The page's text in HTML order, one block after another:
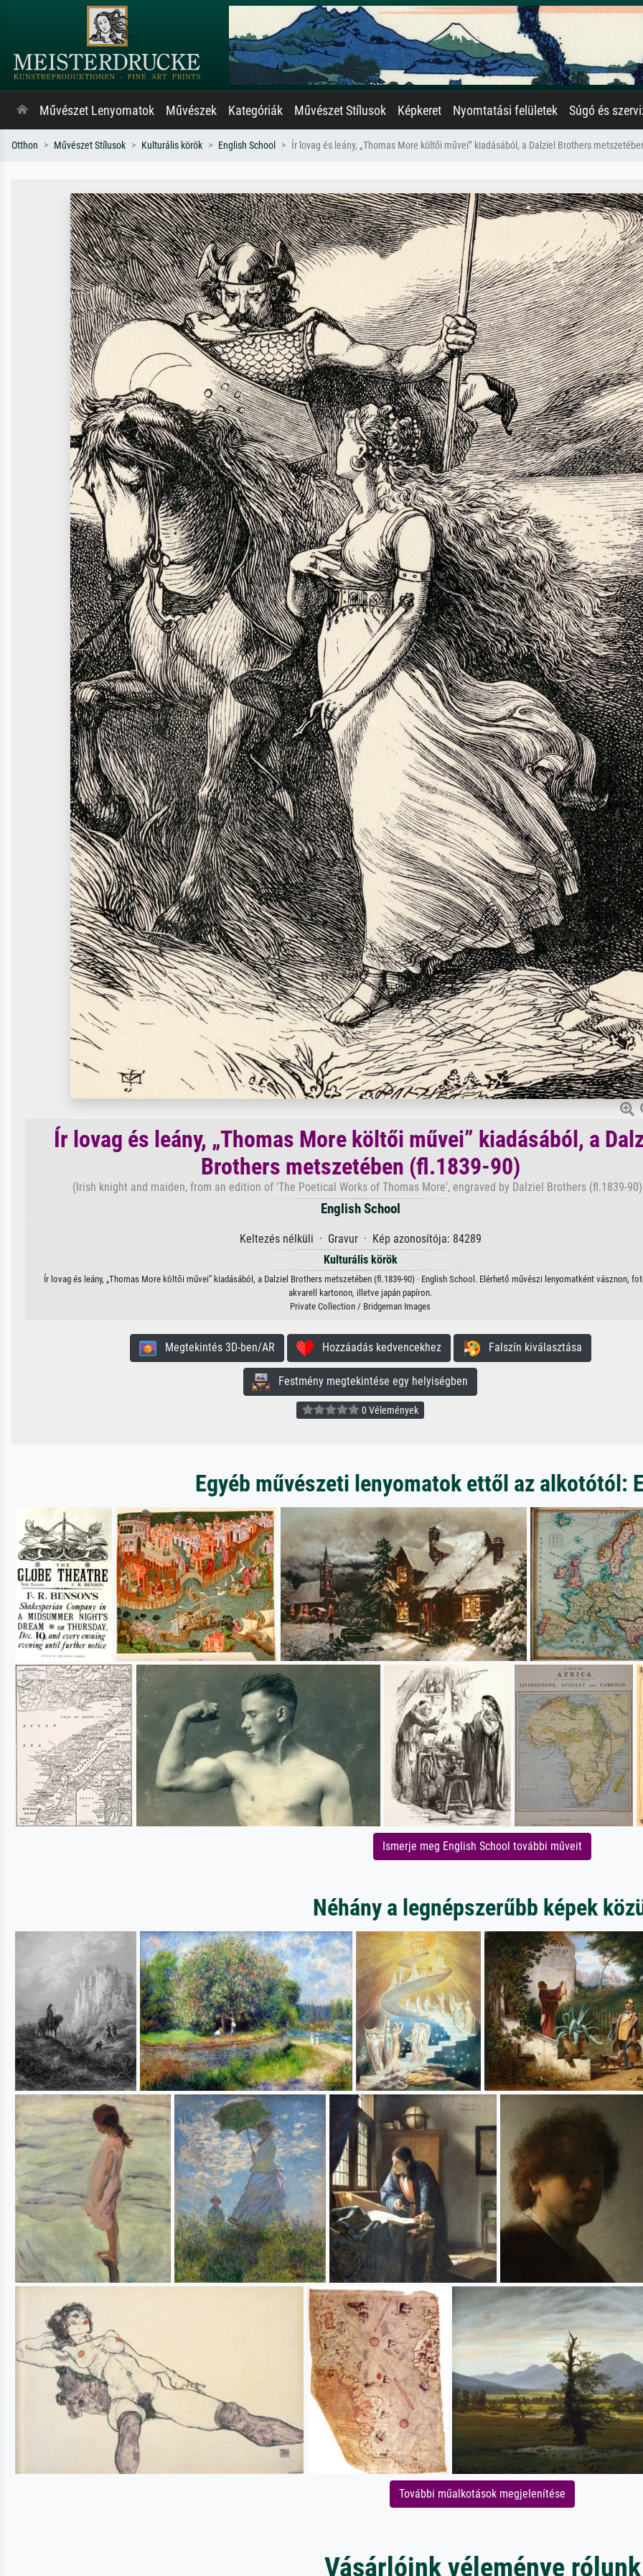
Művészet Lenyomatok Művészek Kategóriák Művészet Stílusok Képkeret Nyomtatási felületek Súgó és
Otthon Művészet Stílusok Kulturális körök English School Ír lovag és leány, „Thomas More költői művei” kiadásából, a Dalziel Brothers
Ír lovag és leány, „Thomas More költői művei” kiadásából, a
Brothers metszetében (fl.1839-90)
(Irish knight and maiden, from an edition of 'The Poetical Works of Thomas More', engraved by Dalziel Brothers (fl.1839-
English School
Keltezés nélküli · Gravur · Kép azonosítója: 84289
Kulturális körök
Ír lovag és leány, „Thomas More költői művei” kiadásából, a Dalziel Brothers metszetében (fl.1839-90) · English School. Elérhető művészi lenyomatként vásznon,
akvarell kartonon, illetve japán papíron.
Private Collection / Bridgeman Images
Megtekintés 3D-ben/AR Hozzáadás kedvencekhez Falszín kiválasztása
Festmény megtekintése egy helyiségben
0 Vélemények
Egyéb művészeti lenyomatok ettől az alkotótól:
Ismerje meg English School további műveit
Néhány a legnépszerűbb képek
További műalkotások megjelenítése
Vásárlóink véleménye rólunk